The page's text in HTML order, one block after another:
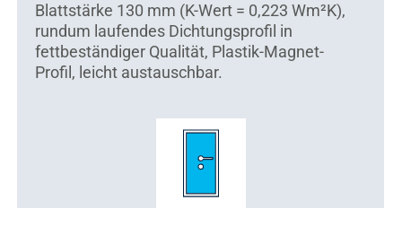
Blattstärke 130 mm (K-Wert = 0,223 Wm²K),
rundum laufendes Dichtungsprofil in
fettbeständiger Qualität, Plastik-Magnet-
Profil, leicht austauschbar.